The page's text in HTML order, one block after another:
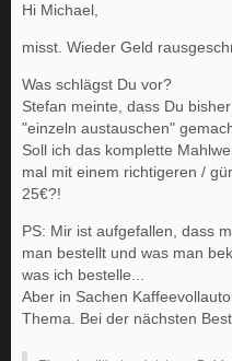
Hi Michael,
misst. Wieder Geld
Was schlägst Du vor?
Stefan meinte, dass Du
"einzeln austauschen"
Soll ich das komplette
mal mit einem richtigeren /
25€?!
PS: Mir ist aufgefallen, dass
man bestellt und was man
was ich bestelle...
Aber in Sachen
Thema. Bei der nächsten